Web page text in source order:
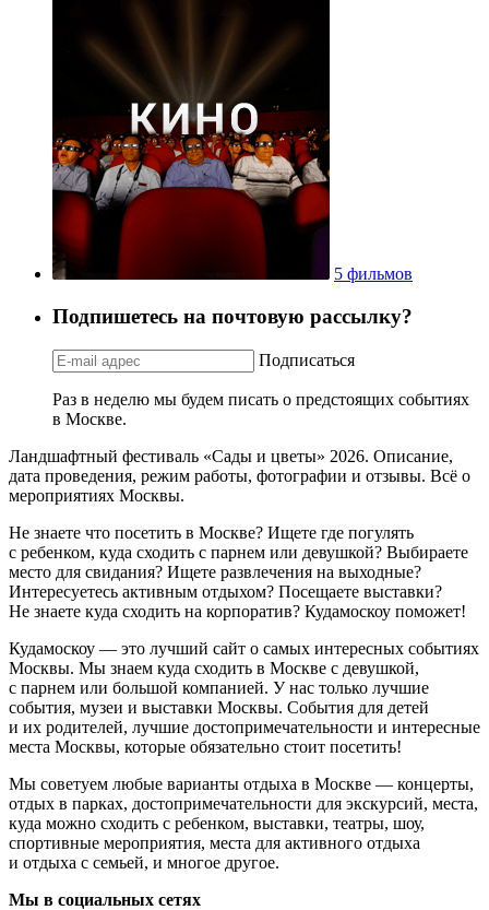
5 фильмов
Подпишетесь на почтовую рассылку?
Подписаться
Раз в неделю мы будем писать о предстоящих событиях
в Москве.
Ландшафтный фестиваль «Сады и цветы» 2026. Описание,
дата проведения, режим работы, фотографии и отзывы. Всё о
мероприятиях Москвы.
Не знаете что посетить в Москве? Ищете где погулять
с ребенком, куда сходить с парнем или девушкой? Выбираете
место для свидания? Ищете развлечения на выходные?
Интересуетесь активным отдыхом? Посещаете выставки?
Не знаете куда сходить на корпоратив? Кудамоскоу поможет!
Кудамоскоу — это лучший сайт о самых интересных событиях
Москвы. Мы знаем куда сходить в Москве с девушкой,
с парнем или большой компанией. У нас только лучшие
события, музеи и выставки Москвы. События для детей
и их родителей, лучшие достопримечательности и интересные
места Москвы, которые обязательно стоит посетить!
Мы советуем любые варианты отдыха в Москве — концерты,
отдых в парках, достопримечательности для экскурсий, места,
куда можно сходить с ребенком, выставки, театры, шоу,
спортивные мероприятия, места для активного отдыха
и отдыха с семьей, и многое другое.
Мы в социальных сетях